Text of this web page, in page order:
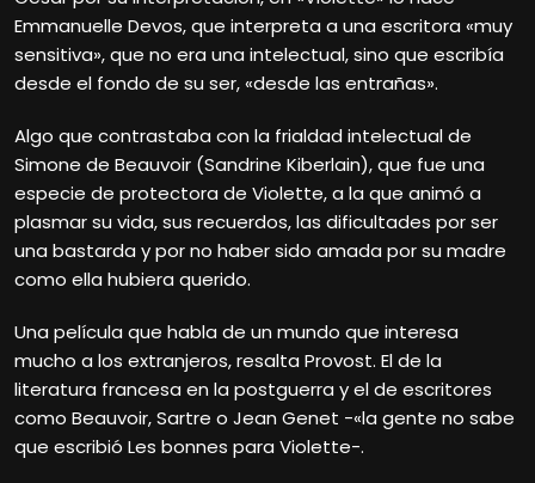
Emmanuelle Devos, que interpreta a una escritora «muy
sensitiva», que no era una intelectual, sino que escribía
desde el fondo de su ser, «desde las entrañas».
Algo que contrastaba con la frialdad intelectual de
Simone de Beauvoir (Sandrine Kiberlain), que fue una
especie de protectora de Violette, a la que animó a
plasmar su vida, sus recuerdos, las dificultades por ser
una bastarda y por no haber sido amada por su madre
como ella hubiera querido.
Una película que habla de un mundo que interesa
mucho a los extranjeros, resalta Provost. El de la
literatura francesa en la postguerra y el de escritores
como Beauvoir, Sartre o Jean Genet -«la gente no sabe
que escribió Les bonnes para Violette-.